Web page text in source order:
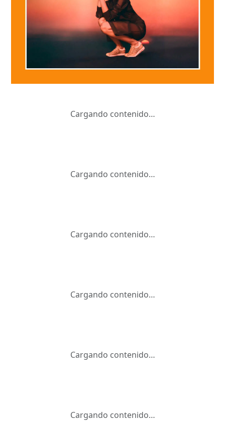
Cargando contenido…
Cargando contenido…
Cargando contenido…
Cargando contenido…
Cargando contenido…
Cargando contenido…